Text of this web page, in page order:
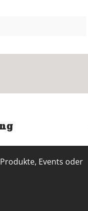
Events oder